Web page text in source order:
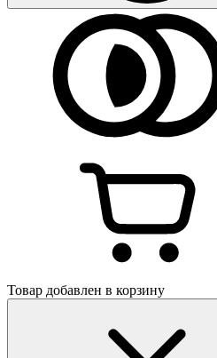
Товар добавлен в корзину